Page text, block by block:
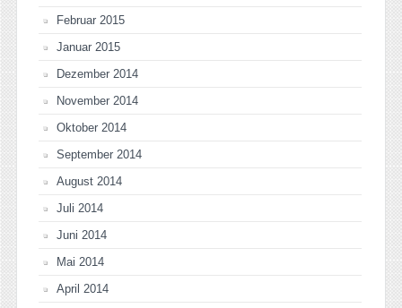
Februar 2015
Januar 2015
Dezember 2014
November 2014
Oktober 2014
September 2014
August 2014
Juli 2014
Juni 2014
Mai 2014
April 2014